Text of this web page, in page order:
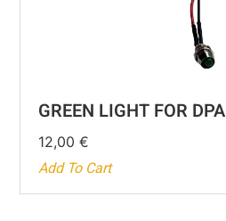
GREEN LIGHT FOR DPA
12,00€
Add To Cart